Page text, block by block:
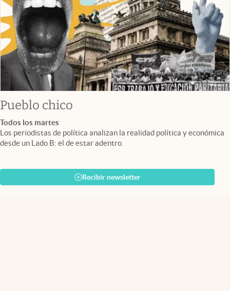
Pueblo chico
Todos los martes
Los periodistas de política analizan la realidad política y económica
desde un Lado B: el de estar adentro.
Recibir newsletter